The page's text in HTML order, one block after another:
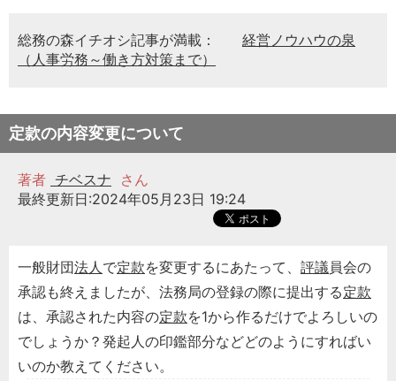
総務の森イチオシ記事が満載：
経営ノウハウの泉
（人事労務～働き方対策まで）
定款の内容変更について
著者 チベスナ
さん
最終更新日:2024年05月23日 19:24
一般財団法人で定款を変更するにあたって、 評議員会の
承認も終えましたが、法務局の登録の際に提出する定款
は、承認された内容の定款を1から作るだけでよろしいの
でしょうか？発起人の印鑑部分などどのようにすればい
いのか教えてください。